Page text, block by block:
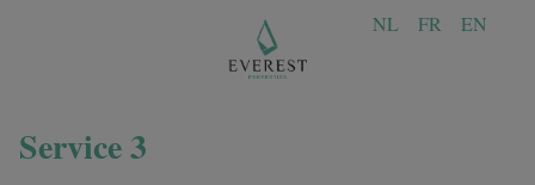
NL FR EN
Service 3